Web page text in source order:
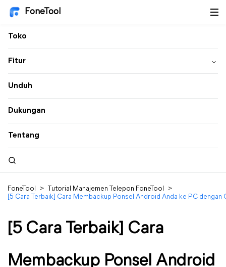
FoneTool
Toko
Fitur
Unduh
Dukungan
Tentang
FoneTool > Tutorial Manajemen Telepon FoneTool
>
[5 Cara Terbaik] Cara Membackup Ponsel Android Anda ke PC dengan
[5 Cara Terbaik] Cara
Membackup Ponsel Android